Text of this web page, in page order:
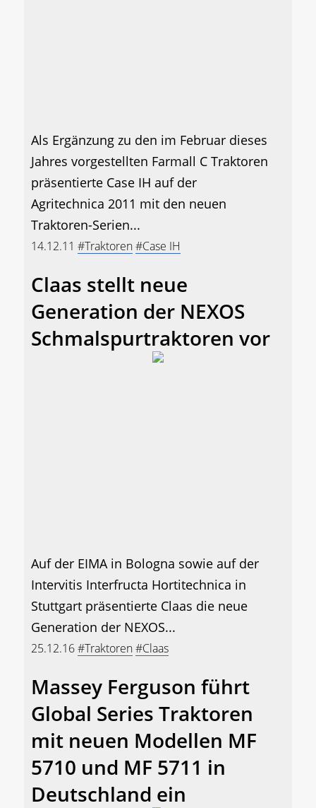
Als Ergänzung zu den im Februar dieses
Jahres vorgestellten Farmall C Traktoren
präsentierte Case IH auf der
Agritechnica 2011 mit den neuen
Traktoren-Serien...
14.12.11 #Traktoren#Case IH
Claas stellt neue
Generation der NEXOS
Schmalspurtraktoren vor
Auf der EIMA in Bologna sowie auf der
Intervitis Interfructa Hortitechnica in
Stuttgart präsentierte Claas die neue
Generation der NEXOS...
25.12.16#Traktoren#Claas
Massey Ferguson führt
Global Series Traktoren
mit neuen Modellen MF
5710 und MF 5711 in
Deutschland ein